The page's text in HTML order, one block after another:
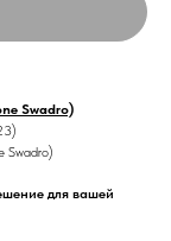
Swadro)
Swadro)
для вашей